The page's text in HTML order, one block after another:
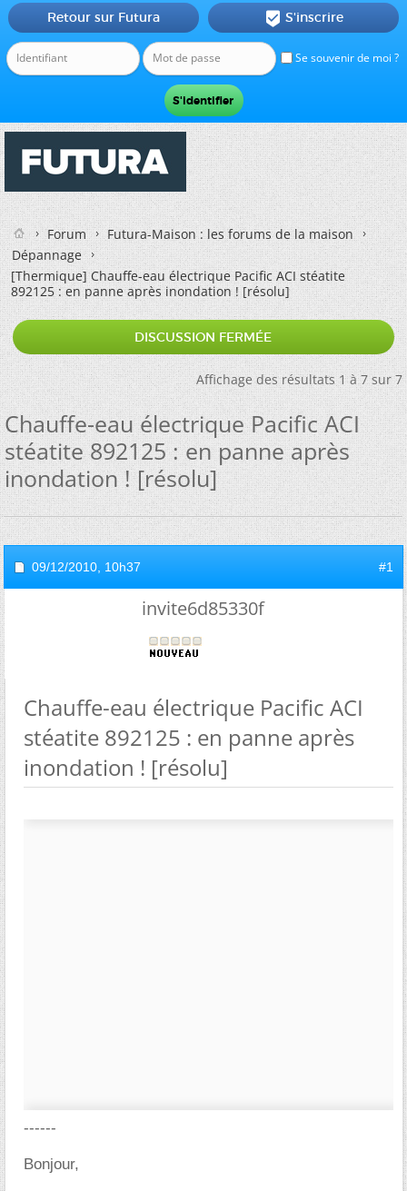
Se souvenir de moi ?
Retour sur Futura  S'inscrire
Forum
Futura-Maison : les forums de la maison
Dépannage
[Thermique]Chauffe-eau électrique Pacific ACI stéatite
892125 : en panne après inondation ! [résolu]
DISCUSSION FERMÉE
Affichage des résultats 1 à 7 sur 7
Chauffe-eau électrique Pacific ACI
stéatite 892125 : en panne après
inondation ! [résolu]
09/12/2010, 10h37 #1
invite6d85330f
Chauffe-eau électrique Pacific ACI
stéatite 892125 : en panne après
inondation ! [résolu]
------
Bonjour,